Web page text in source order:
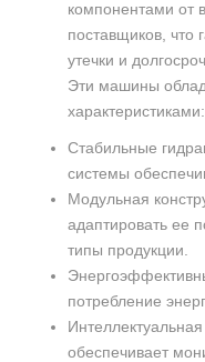
компонентами от
поставщиков, что
утечки и
Эти машины
характеристиками:
Стабильные
системы
Модульная
адаптировать ее
типы продукции.
потребление
обеспечивает